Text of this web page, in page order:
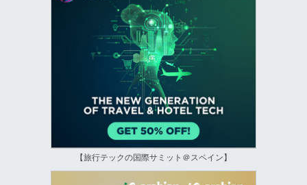
【旅行テックの国際サミット＠スペイン】